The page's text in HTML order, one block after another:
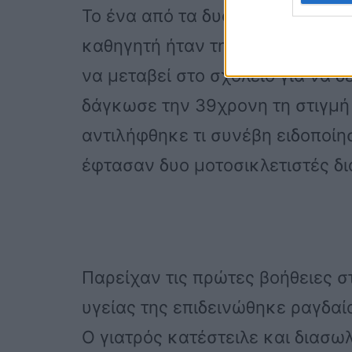
Το ένα από τα δυο τηλέφωνα
καθηγητή ήταν της 39χρονης. Η
να μεταβεί στο σχολείο για να
δάγκωσε την 39χρονη τη
αντιλήφθηκε τι συνέβη
έφτασαν δυο μοτοσικλετιστές
Παρείχαν τις πρώτες βοήθειες
υγείας της επιδεινώθηκε
Ο γιατρός κατέστειλε και